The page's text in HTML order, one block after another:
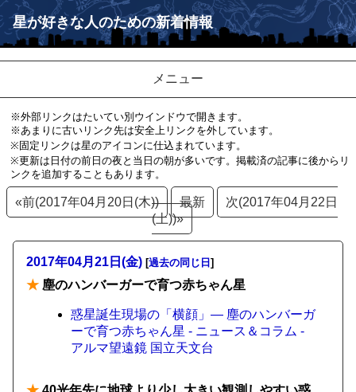
星が好きな人のための新着情報
メニュー
※外部リンクはたいてい別ウインドウで開きます。
※あまりに古いリンク先は安全上リンクを外しています。
※固定リンクは星のアイコンに仕込まれています。
※更新は日付の前日の夜と当日の朝が多いです。掲載済の記事に後からリ
ンクを追加することもあります。
«前(2017年04月20日(木)) 最新
次(2017年04月22日
(土))»
2017年04月21日(金) [過去の同じ日 ]
★ 塵のハンバーガーで育つ赤ちゃん星
惑星誕生現場の「横顔」― 塵のハンバーガ
ーで育つ赤ちゃん星 - ニュース＆コラム -
アルマ望遠鏡 国立天文台